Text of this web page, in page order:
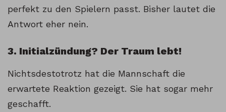
perfekt zu den Spielern passt. Bisher lautet die
Antwort eher nein.
3. Initialzündung? Der Traum lebt!
Nichtsdestotrotz hat die Mannschaft die
erwartete Reaktion gezeigt. Sie hat sogar mehr
geschafft.